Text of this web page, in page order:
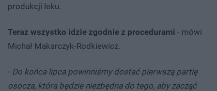
produkcji leku.
Teraz wszystko idzie zgodnie z procedurami - mówi
Michał Makarczyk-Rodkiewicz.
- Do końca lipca powinniśmy dostać pierwszą partię
osocza, która będzie niezbędna do tego, aby zacząć